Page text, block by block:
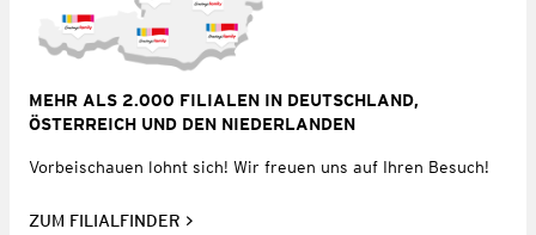
MEHR ALS 2.000 FILIALEN IN DEUTSCHLAND,
ÖSTERREICH UND DEN NIEDERLANDEN
Vorbeischauen lohnt sich! Wir freuen uns auf Ihren Besuch!
ZUM FILIALFINDER